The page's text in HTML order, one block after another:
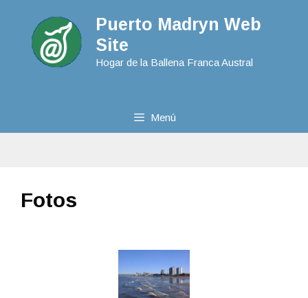
Puerto Madryn Web
Site
Hogar de la Ballena Franca Austral
Menú
Fotos